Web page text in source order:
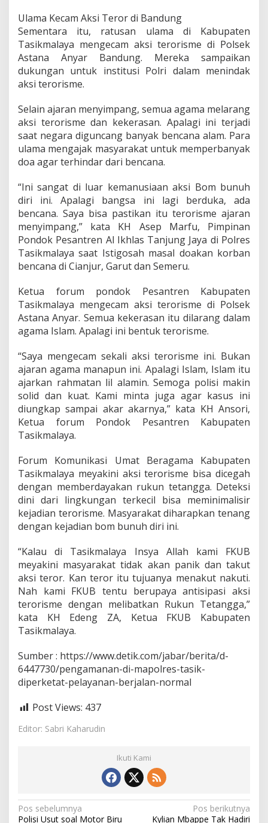
n
a
n
B
e
a
n
N
o
r
m
l
Ulama Kecam Aksi Teror di Bandung
Sementara itu, ratusan ulama di Kabupaten
Tasikmalaya mengecam aksi terorisme di Polsek
Astana Anyar Bandung. Mereka sampaikan
dukungan untuk institusi Polri dalam menindak
aksi terorisme.
Selain ajaran menyimpang, semua agama melarang
aksi terorisme dan kekerasan. Apalagi ini terjadi
saat negara diguncang banyak bencana alam. Para
ulama mengajak masyarakat untuk memperbanyak
doa agar terhindar dari bencana.
“Ini sangat di luar kemanusiaan aksi Bom bunuh
diri ini. Apalagi bangsa ini lagi berduka, ada
bencana. Saya bisa pastikan itu terorisme ajaran
menyimpang,” kata KH Asep Marfu, Pimpinan
Pondok Pesantren Al Ikhlas Tanjung Jaya di Polres
Tasikmalaya saat Istigosah masal doakan korban
bencana di Cianjur, Garut dan Semeru.
Ketua forum pondok Pesantren Kabupaten
Tasikmalaya mengecam aksi terorisme di Polsek
Astana Anyar. Semua kekerasan itu dilarang dalam
agama Islam. Apalagi ini bentuk terorisme.
“Saya mengecam sekali aksi terorisme ini. Bukan
ajaran agama manapun ini. Apalagi Islam, Islam itu
ajarkan rahmatan lil alamin. Semoga polisi makin
solid dan kuat. Kami minta juga agar kasus ini
diungkap sampai akar akarnya,” kata KH Ansori,
Ketua forum Pondok Pesantren Kabupaten
Tasikmalaya.
Forum Komunikasi Umat Beragama Kabupaten
Tasikmalaya meyakini aksi terorisme bisa dicegah
dengan memberdayakan rukun tetangga. Deteksi
dini dari lingkungan terkecil bisa meminimalisir
kejadian terorisme. Masyarakat diharapkan tenang
dengan kejadian bom bunuh diri ini.
“Kalau di Tasikmalaya Insya Allah kami FKUB
meyakini masyarakat tidak akan panik dan takut
aksi teror. Kan teror itu tujuanya menakut nakuti.
Nah kami FKUB tentu berupaya antisipasi aksi
terorisme dengan melibatkan Rukun Tetangga,”
kata KH Edeng ZA, Ketua FKUB Kabupaten
Tasikmalaya.
Sumber : https://www.detik.com/jabar/berita/d-
6447730/pengamanan-di-mapolres-tasik-
diperketat-pelayanan-berjalan-normal
Post Views: 437
Editor: Sabri Kaharudin
Ikuti Kami
N
Pos sebelumnya
Polisi Usut soal Motor Biru
Pos berikutnya
Kylian Mbappe Tak Hadiri